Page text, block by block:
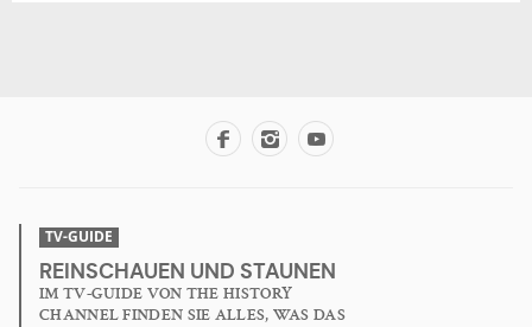
TV-GUIDE
REINSCHAUEN UND STAUNEN
IM TV-GUIDE VON THE HISTORY
CHANNEL FINDEN SIE ALLES, WAS DAS